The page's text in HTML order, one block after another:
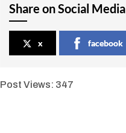
Share on Social Media
x facebook
Post Views: 347